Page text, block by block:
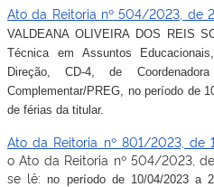
Ato da Reitoria nº 504/2023, de
VALDEANA OLIVEIRA DOS REIS
Técnica em Assuntos
Direção, CD-4, de
Complementar/PREG, no período de
de férias da titular.
Ato da Reitoria nº 801/2023, de
o Ato da Reitoria nº 504/2023,
se lê:no período de 10/04/2023 a